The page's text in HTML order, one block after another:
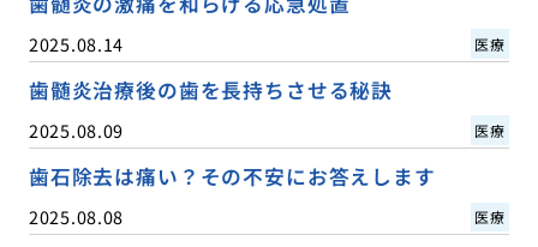
2025.08.14 医療
歯髄炎治療後の歯を長持ちさせる秘訣
2025.08.09 医療
歯石除去は痛い？その不安にお答えします
2025.08.08 医療